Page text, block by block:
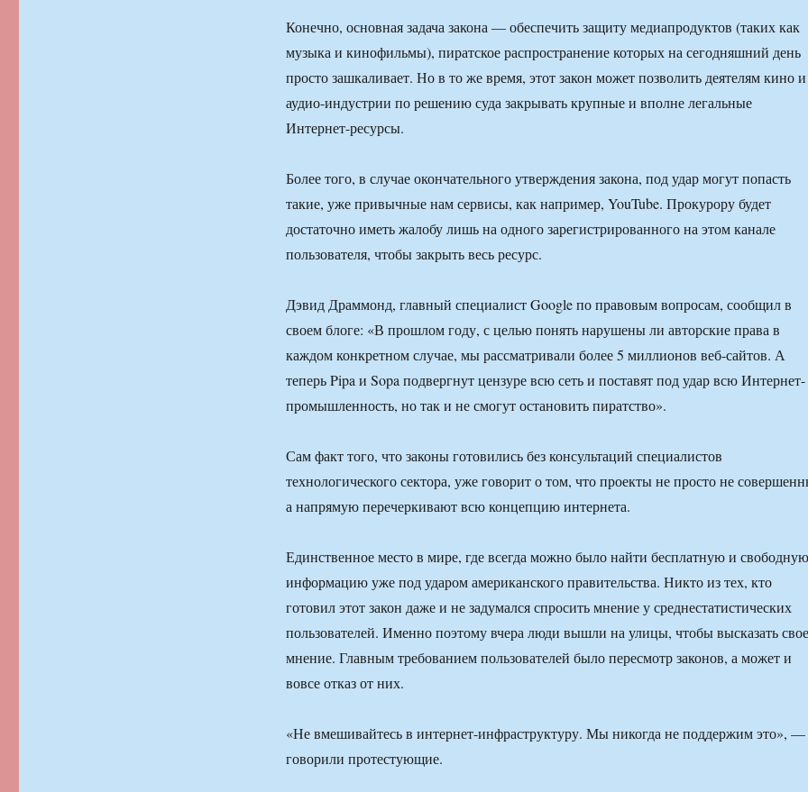
Конечно, основная задача закона — обеспечить защиту медиапродуктов (таких как
музыка и кинофильмы), пиратское распространение которых на сегодняшний день
просто зашкаливает. Но в то же время, этот закон может позволить деятелям кино и
аудио-индустрии по решению суда закрывать крупные и вполне легальные
Интернет-ресурсы.
Более того, в случае окончательного утверждения закона, под удар могут попасть
такие, уже привычные нам сервисы, как например, YouTube. Прокурору будет
достаточно иметь жалобу лишь на одного зарегистрированного на этом канале
пользователя, чтобы закрыть весь ресурс.
Дэвид Драммонд, главный специалист Google по правовым вопросам, сообщил в
своем блоге: «В прошлом году, с целью понять нарушены ли авторские права в
каждом конкретном случае, мы рассматривали более 5 миллионов веб-сайтов. А
теперь Pipa и Sopa подвергнут цензуре всю сеть и поставят под удар всю Интернет-
промышленность, но так и не смогут остановить пиратство».
Сам факт того, что законы готовились без консультаций специалистов
технологического сектора, уже говорит о том, что проекты не просто не
а напрямую перечеркивают всю концепцию интернета.
Единственное место в мире, где всегда можно было найти бесплатную и свободную
информацию уже под ударом американского правительства. Никто из тех, кто
готовил этот закон даже и не задумался спросить мнение у среднестатистических
пользователей. Именно поэтому вчера люди вышли на улицы, чтобы высказать свое
мнение. Главным требованием пользователей было пересмотр законов, а может и
вовсе отказ от них.
«Не вмешивайтесь в интернет-инфраструктуру. Мы никогда не поддержим это», —
говорили протестующие.